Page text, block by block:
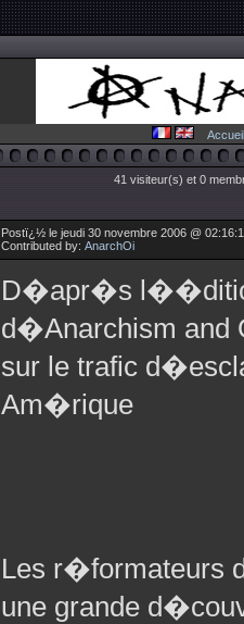
Accueil
41 visiteur(s) et 0
Postï¿½ le jeudi 30 novembre 2006 @
Contributed by: AnarchOi
D�apr�s
d�Anarchism and
sur le trafic
Am�rique
Les r�formateurs
une grande